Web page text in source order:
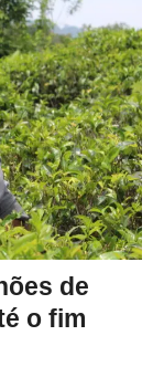
de
o fim